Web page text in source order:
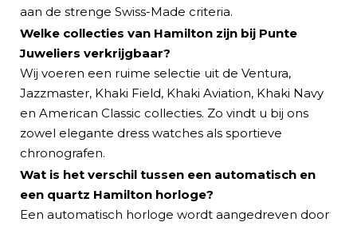
aan de strenge Swiss-Made criteria.
Welke collecties van Hamilton zijn bij Punte
Juweliers verkrijgbaar?
Wij voeren een ruime selectie uit de Ventura,
Jazzmaster, Khaki Field, Khaki Aviation, Khaki Navy
en American Classic collecties. Zo vindt u bij ons
zowel elegante dress watches als sportieve
chronografen.
Wat is het verschil tussen een automatisch en
een quartz Hamilton horloge?
Een automatisch horloge wordt aangedreven door